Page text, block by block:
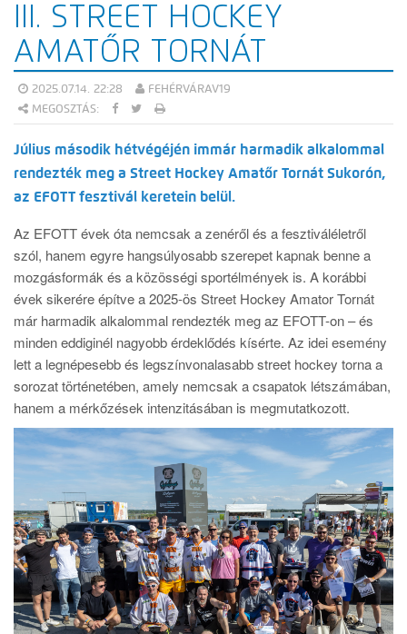
III. STREET HOCKEY
AMATŐR TORNÁT
2025.07.14. 22:28
FEHÉRVÁRAV19
MEGOSZTÁS:
Július második hétvégéjén immár harmadik alkalommal
rendezték meg a Street Hockey Amatőr Tornát Sukorón,
az EFOTT fesztivál keretein belül.
Az EFOTT évek óta nemcsak a zenéről és a fesztiváléletről
szól, hanem egyre hangsúlyosabb szerepet kapnak benne a
mozgásformák és a közösségi sportélmények is. A korábbi
évek sikerére építve a 2025-ös Street Hockey Amator Tornát
már harmadik alkalommal rendezték meg az EFOTT-on – és
minden eddiginél nagyobb érdeklődés kísérte. Az idei esemény
lett a legnépesebb és legszínvonalasabb street hockey torna a
sorozat történetében, amely nemcsak a csapatok létszámában,
hanem a mérkőzések intenzitásában is megmutatkozott.